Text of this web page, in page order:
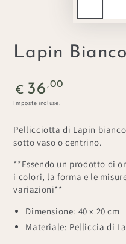
Lapin Bianco
Prezzo
regolare
€ 36,00
Imposte incluse.
Pellicciotta di Lapin
sotto vaso o centrino.
**Essendo un prodotto di
i colori, la forma e le
variazioni**
Dimensione: 40 x 20 cm
Materiale: Pelliccia di